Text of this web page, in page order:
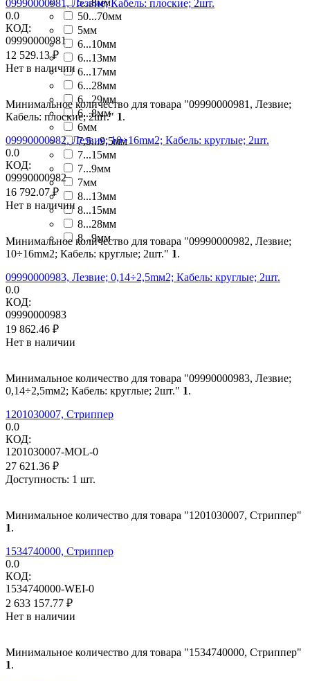
5...8мм
50...70мм
5мм
6...10мм
6...13мм
6...17мм
6...28мм
6...29мм
6...8мм
6мм
7,5...9,5мм
7...15мм
7...9мм
7мм
8...13мм
8...15мм
8...28мм
8...9мм
09990000981, Лезвие; Кабель: плоские; 2шт.
0.0
КОД:
09990000981
12 529.13 ₽
Нет в наличии
Минимальное количество для товара "09990000981, Лезвие;
Кабель: плоские; 2шт." 1.
09990000982, Лезвие; 10÷16mм2; Кабель: круглые; 2шт.
0.0
КОД:
09990000982
16 792.07 ₽
Нет в наличии
Минимальное количество для товара "09990000982, Лезвие;
10÷16mм2; Кабель: круглые; 2шт." 1.
09990000983, Лезвие; 0,14÷2,5mм2; Кабель: круглые; 2шт.
0.0
КОД:
09990000983
19 862.46 ₽
Нет в наличии
Минимальное количество для товара "09990000983, Лезвие;
0,14÷2,5mм2; Кабель: круглые; 2шт." 1.
1201030007, Стриппер
0.0
КОД:
1201030007-MOL-0
27 621.36 ₽
Доступность: 1 шт.
Минимальное количество для товара "1201030007, Стриппер"
1.
1534740000, Стриппер
0.0
КОД:
1534740000-WEI-0
2 633 157.77 ₽
Нет в наличии
Минимальное количество для товара "1534740000, Стриппер"
1.